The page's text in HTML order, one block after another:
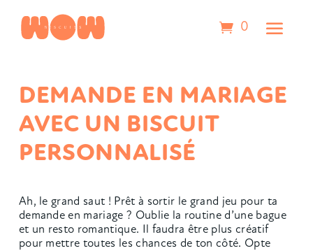
0
DEMANDE EN MARIAGE
AVEC UN BISCUIT
PERSONNALISÉ
Ah, le grand saut ! Prêt à sortir le grand jeu pour ta
demande en mariage ? Oublie la routine d’une bague
et un resto romantique. Il faudra être plus créatif
pour mettre toutes les chances de ton côté. Opte